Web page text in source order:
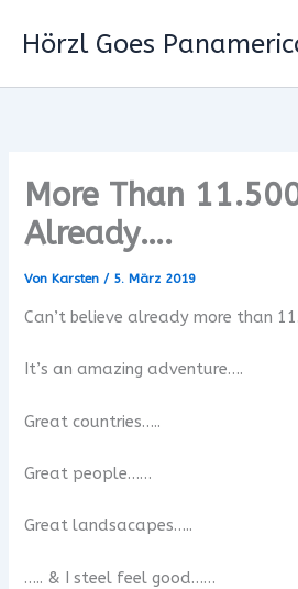
InhaltHörzl Goes
More Than
Already….
Von Karsten/ 5. März 2019
Can’t believe already more than
It’s an amazing adventure….
Great countries…..
Great people……
Great landsacapes…..
….. & I steel feel good……